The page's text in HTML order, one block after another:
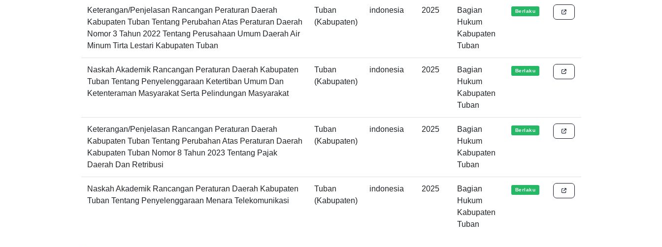
Keterangan/Penjelasan Rancangan Peraturan Daerah
Kabupaten Tuban Tentang Perubahan Atas Peraturan Daerah
Nomor 3 Tahun 2022 Tentang Perusahaan Umum Daerah Air
Minum Tirta Lestari Kabupaten Tuban
Tuban
(Kabupaten)
indonesia 2025
Bagian
Hukum
Kabupaten
Tuban
Berlaku
Naskah Akademik Rancangan Peraturan Daerah Kabupaten
Tuban Tentang Penyelenggaraan Ketertiban Umum Dan
Ketenteraman Masyarakat Serta Pelindungan Masyarakat
Tuban
(Kabupaten)
indonesia 2025
Bagian
Hukum
Kabupaten
Tuban
Berlaku
Keterangan/Penjelasan Rancangan Peraturan Daerah
Kabupaten Tuban Tentang Perubahan Atas Peraturan Daerah
Kabupaten Tuban Nomor 8 Tahun 2023 Tentang Pajak
Daerah Dan Retribusi
Tuban
(Kabupaten)
indonesia 2025
Bagian
Hukum
Kabupaten
Tuban
Berlaku
Naskah Akademik Rancangan Peraturan Daerah Kabupaten
Tuban Tentang Penyelenggaraan Menara Telekomunikasi
Tuban
(Kabupaten)
indonesia 2025
Bagian
Hukum
Kabupaten
Tuban
Berlaku